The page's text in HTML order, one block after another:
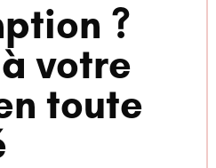
?
votre
toute